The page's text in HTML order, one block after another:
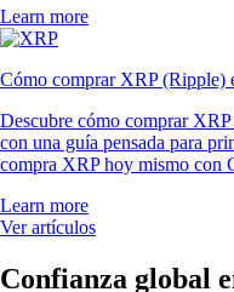
Learn more
Cómo comprar XRP (Ripple)
Descubre cómo comprar
con una guía pensada para
compra XRP hoy mismo con
Learn more
Ver artículos
Confianza global